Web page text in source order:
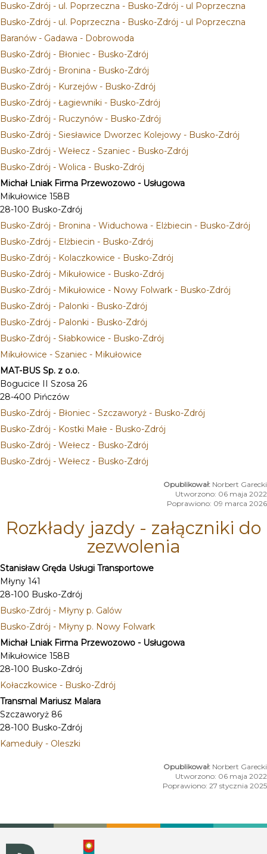
Busko-Zdrój - ul. Poprzeczna - Busko-Zdrój - ul Poprzeczna
Busko-Zdrój - ul. Poprzeczna - Busko-Zdrój - ul Poprzeczna
Baranów - Gadawa - Dobrowoda
Busko-Zdrój - Błoniec - Busko-Zdrój
Busko-Zdrój - Bronina - Busko-Zdrój
Busko-Zdrój - Kurzejów - Busko-Zdrój
Busko-Zdrój - Łagiewniki - Busko-Zdrój
Busko-Zdrój - Ruczynów - Busko-Zdrój
Busko-Zdrój - Siesławice Dworzec Kolejowy - Busko-Zdrój
Busko-Zdrój - Wełecz - Szaniec - Busko-Zdrój
Busko-Zdrój - Wolica - Busko-Zdrój
Michał Lniak Firma Przewozowo - Usługowa
Mikułowice 158B
28-100 Busko-Zdrój
Busko-Zdrój - Bronina - Widuchowa - Elżbiecin - Busko-Zdrój
Busko-Zdrój - Elżbiecin - Busko-Zdrój
Busko-Zdrój - Kolaczkowice - Busko-Zdrój
Busko-Zdrój - Mikułowice - Busko-Zdrój
Busko-Zdrój - Mikułowice - Nowy Folwark - Busko-Zdrój
Busko-Zdrój - Palonki - Busko-Zdrój
Busko-Zdrój - Palonki - Busko-Zdrój
Busko-Zdrój - Słabkowice - Busko-Zdrój
Mikułowice - Szaniec - Mikułowice
MAT-BUS Sp. z o.o.
Bogucice II Szosa 26
28-400 Pińczów
Busko-Zdrój - Błoniec - Szczaworyż - Busko-Zdrój
Busko-Zdrój - Kostki Małe - Busko-Zdrój
Busko-Zdrój - Wełecz - Busko-Zdrój
Busko-Zdrój - Wełecz - Busko-Zdrój
Norbert Garecki
Utworzono: 06 maja 2022
Poprawiono: 09 marca 2026
Rozkłady jazdy - załączniki do
zezwolenia
Stanisław Gręda Usługi Transportowe
Młyny 141
28-100 Busko-Zdrój
Busko-Zdrój - Młyny p. Galów
Busko-Zdrój - Młyny p. Nowy Folwark
Michał Lniak Firma Przewozowo - Usługowa
Mikułowice 158B
28-100 Busko-Zdrój
Kołaczkowice - Busko-Zdrój
Transmal Mariusz Malara
Szczaworyż 86
28-100 Busko-Zdrój
Kameduły - Oleszki
Norbert Garecki
Utworzono: 06 maja 2022
Poprawiono: 27 stycznia 2025